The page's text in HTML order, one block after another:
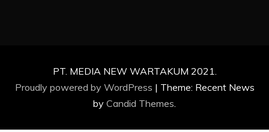
PT. MEDIA NEW WARTAKUM 2021.
Proudly powered by WordPress | Theme: Recent News
by Candid Themes